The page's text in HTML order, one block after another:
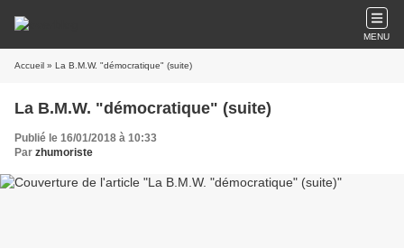
MENU
Accueil » La B.M.W. "démocratique" (suite)
La B.M.W. "démocratique" (suite)
Publié le 16/01/2018 à 10:33
Par zhumoriste